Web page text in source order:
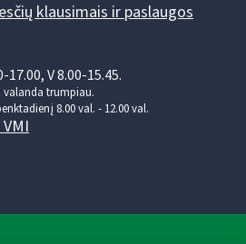
klausimais ir paslaugos
V 8.00-15.45.
valanda trumpiau.
8.00 val. - 12.00 val.